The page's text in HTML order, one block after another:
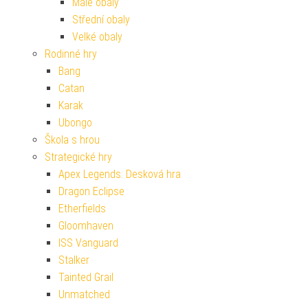
Střední obaly
Velké obaly
Rodinné hry
Bang
Catan
Karak
Ubongo
Škola s hrou
Strategické hry
Apex Legends: Desková hra
Dragon Eclipse
Etherfields
Gloomhaven
ISS Vanguard
Stalker
Tainted Grail
Unmatched